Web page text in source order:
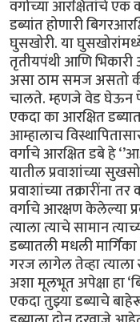
वर्गाच्या आरक्षितांचे
डब्यांत होणारी
घुसखोरी. या
तृतीयपंथी आणि भिकारी
असा ठाम समज असतो
चालते. म्हणजे वेड घेऊन
एकदा का आरक्षित
आम्हालाच
वर्गाचे आरक्षित डबे हे
यातील प्रवाशांच्या
प्रवाशांच्या तक्रारींना
वर्गाचे आरक्षण केलेल्या
त्याला त्याचे सामान
डब्यातली मधली
गरज लागेल तेव्हा
अशा मूलभूत अपेक्षा हा
एकदा तुझ्या डब्याचे